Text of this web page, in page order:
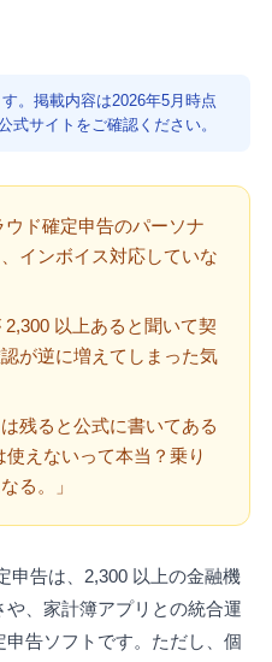
。掲載内容は2026年5月時点
式サイトをご確認ください。
ド確定申告のパーソナ
インボイス対応していな
以上あると聞いて契
が逆に増えてしまった気
残ると公式に書いてある
えないって本当？乗り
る。」
申告は、2,300 以上の金融機
、家計簿アプリとの統合運
告ソフトです。ただし、個